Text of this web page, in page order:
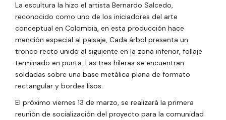
La escultura la hizo el artista Bernardo Salcedo,
reconocido como uno de los iniciadores del arte
conceptual en Colombia, en esta producción hace
mención especial al paisaje, Cada árbol presenta un
tronco recto unido al siguiente en la zona inferior, follaje
terminado en punta. Las tres hileras se encuentran
soldadas sobre una base metálica plana de formato
rectangular y bordes lisos.
El próximo viernes 13 de marzo, se realizará la primera
reunión de socialización del proyecto para la comunidad